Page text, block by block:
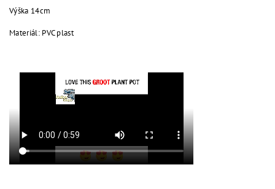
Výška 14cm
Materiál: PVC plast